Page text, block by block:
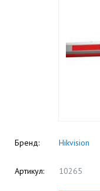
Бренд: Hikvision
Артикул: 10265